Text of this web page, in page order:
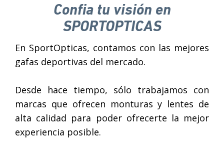
Confia tu visión en
SPORTOPTICAS
En SportOpticas, contamos con las mejores
gafas deportivas del mercado.
Desde hace tiempo, sólo trabajamos con
marcas que ofrecen monturas y lentes de
alta calidad para poder ofrecerte la mejor
experiencia posible.